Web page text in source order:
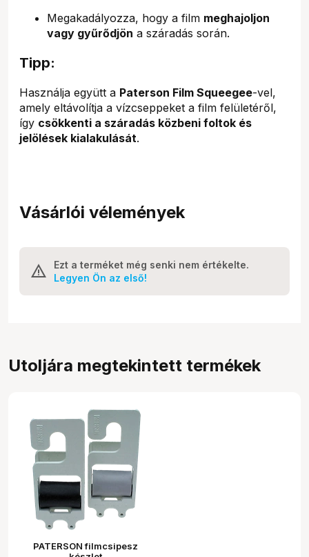
Megakadályozza, hogy a film meghajoljon
vagy gyűrődjön a száradás során.
Tipp:
Használja együtt a Paterson Film Squeegee-vel,
amely eltávolítja a vízcseppeket a film felületéről,
így csökkenti a száradás közbeni foltok és
jelölések kialakulását.
Vásárlói vélemények
Ezt a terméket még senki nem értékelte.
Legyen Ön az első!
Utoljára megtekintett termékek
PATERSON filmcsipesz